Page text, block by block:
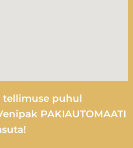
tellimuse puhul
PAKIAUTOMAATI